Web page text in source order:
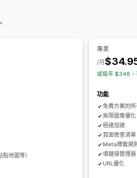
中繼資料最佳化
分析
地圖等）
專業
/月
或每年 $348，
功能
免費方案的
無限圖像優化
極速加速
頁面檢查清單
Meta標籤規
壞鏈接管理器
URL優化